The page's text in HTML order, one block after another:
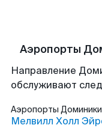
Аэропорты
Направление
обслуживают
Аэропорты Доминики
Мелвилл Холл